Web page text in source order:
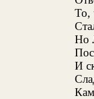
То,
Но
И